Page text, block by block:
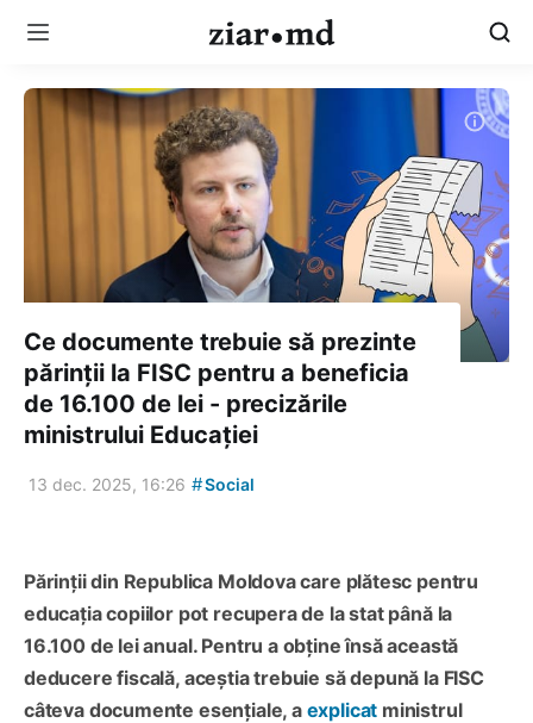
Ce documente trebuie să prezinte
părinții la FISC pentru a beneficia
de 16.100 de lei - precizările
ministrului Educației
13 dec. 2025, 16:26 #Social
Părinții din Republica Moldova care plătesc pentru
educația copiilor pot recupera de la stat până la
16.100 de lei anual. Pentru a obține însă această
deducere fiscală, aceștia trebuie să depună la FISC
câteva documente esențiale, a explicat ministrul